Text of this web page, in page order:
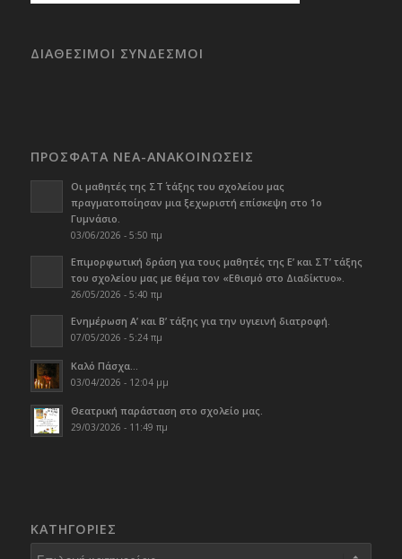
ΔΙΑΘΕΣΙΜΟΙ ΣΥΝΔΕΣΜΟΙ
ΠΡΟΣΦΑΤΑ ΝΕΑ-ΑΝΑΚΟΙΝΩΣΕΙΣ
Οι μαθητές της ΣΤ΄ τάξης του σχολείου μας
πραγματοποίησαν μια ξεχωριστή επίσκεψη στο 1ο
Γυμνάσιο.
03/06/2026 - 5:50 πμ
Επιμορφωτική δράση για τους μαθητές της Ε’ και ΣΤ’ τάξης
του σχολείου μας με θέμα τον «Εθισμό στο Διαδίκτυο».
26/05/2026 - 5:40 πμ
Ενημέρωση Α’ και Β’ τάξης για την υγιεινή διατροφή.
07/05/2026 - 5:24 πμ
Καλό Πάσχα…
03/04/2026 - 12:04 μμ
Θεατρική παράσταση στο σχολείο μας.
29/03/2026 - 11:49 πμ
KΑΤΗΓΟΡΊΕΣ